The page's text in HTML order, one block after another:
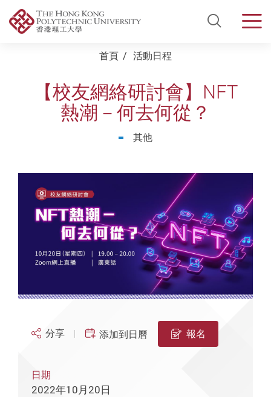
Open
首頁 活動日程
【校友網絡研討會】NFT
熱潮－何去何從？
其他
分享 添加到日曆 報名
日期
2022年10月20日